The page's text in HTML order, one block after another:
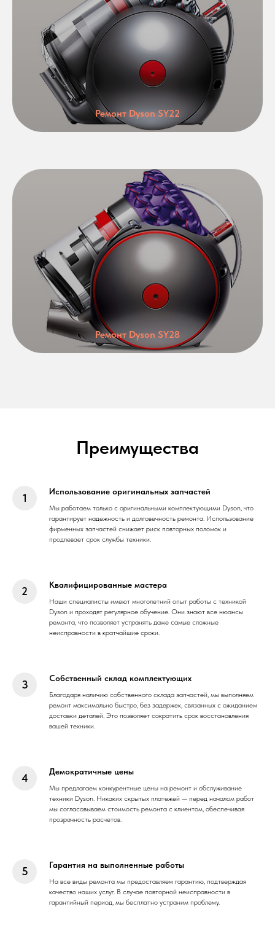
Ремонт Dyson SY22
Ремонт Dyson SY28
Преимущества
Использование оригинальных запчастей
Мы работаем только с оригинальными комплектующими Dyson, что
гарантирует надежность и долговечность ремонта. Использование
фирменных запчастей снижает риск повторных поломок и
продлевает срок службы техники.
Квалифицированные мастера
Наши специалисты имеют многолетний опыт работы с техникой
Dyson и проходят регулярное обучение. Они знают все нюансы
ремонта, что позволяет устранять даже самые сложные
неисправности в кратчайшие сроки.
Собственный склад комплектующих
Благодаря наличию собственного склада запчастей, мы выполняем
ремонт максимально быстро, без задержек, связанных с ожиданием
доставки деталей. Это позволяет сократить срок восстановления
вашей техники.
Демократичные цены
Мы предлагаем конкурентные цены на ремонт и обслуживание
техники Dyson. Никаких скрытых платежей — перед началом работ
мы согласовываем стоимость ремонта с клиентом, обеспечивая
прозрачность расчетов.
Гарантия на выполненные работы
На все виды ремонта мы предоставляем гарантию, подтверждая
качество наших услуг. В случае повторной неисправности в
гарантийный период, мы бесплатно устраним проблему.